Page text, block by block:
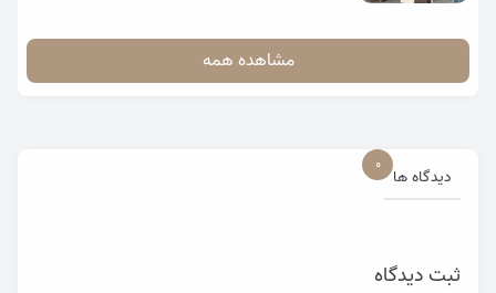
مشاهده همه
دیدگاه ها
0
ثبت دیدگاه